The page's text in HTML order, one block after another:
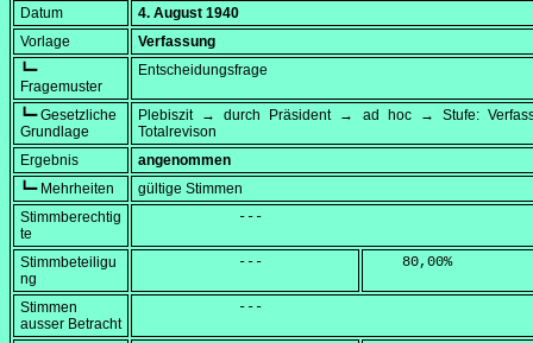
Datum
4. August 1940
Vorlage
Verfassung
┗━
Fragemuster
Entscheidungsfrage
┗━ Gesetzliche
Grundlage
Plebiszit → durch Präsident → ad hoc → Stufe:
Totalrevison
Ergebnis
angenommen
┗━ Mehrheiten
gültige Stimmen
Stimmberechtig
te
            ---
Stimmbeteiligu
ng
            ---
    80,00
%
Stimmen
ausser Betracht
            ---